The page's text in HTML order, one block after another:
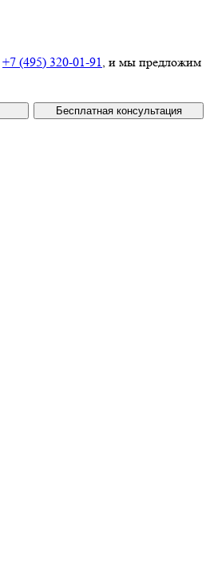
+7 (495) 320-01-91, и мы предложим
Бесплатная консультация